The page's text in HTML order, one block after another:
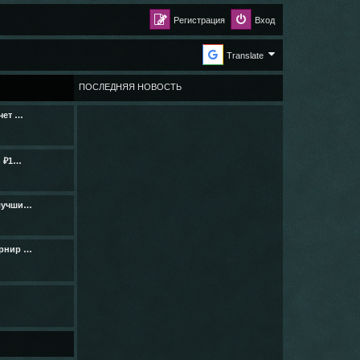
Вход
Регистрация
Translate
…
₽1…
…
ПОСЛЕДНЯЯ НОВОСТЬ